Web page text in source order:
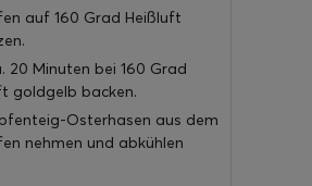
auf 160 Grad Heißluft
20 Minuten bei 160 Grad
goldgelb backen.
Osterhasen aus dem
nehmen und abkühlen